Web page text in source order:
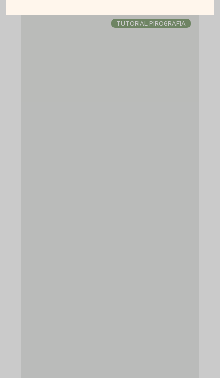
TUTORIAL PIROGRAFIA